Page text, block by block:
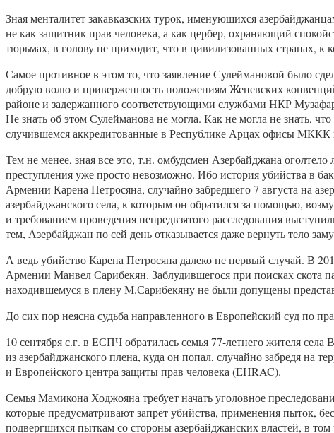
Зная менталитет закавказских турок, именующихся
не как защитник прав человека, а как цербер, охраняющий
тюрьмах, в голову не приходит, что в цивилизованных странах,
Самое противное в этом то, что заявление Сулеймановой было
добрую волю и приверженность положениям Женевских
районе и задержанного соответствующими службами НКР
Не знать об этом Сулейманова не могла. Как не могла не знать,
случившемся аккредитованные в Республике Арцах офисы
Тем не менее, зная все это, т.н. омбудсмен Азербайджана
преступления уже просто невозможно. Ибо история убийства в
Армении Карена Петросяна, случайно забредшего 7 августа на
азербайджанского села, к которым он обратился за помощью,
и требованием проведения непредвзятого расследования
тем, Азербайджан по сей день отказывается даже вернуть тело
А ведь убийство Карена Петросяна далеко не первый случай. В
Армении Манвел Сарибекян. Заблудившегося при поисках скота
находившемуся в плену М.Сарибекяну не были допущены
До сих пор неясна судьба направленного в Европейский суд по
10 сентября с.г. в ЕСПЧ обратилась семья 77-летнего жителя
из азербайджанского плена, куда он попал, случайно забредя на
и Европейского центра защиты прав человека (EHRAC).
Семья Мамикона Ходжояна требует начать уголовное
которые предусматривают запрет убийства, применения пыток,
подвергшихся пыткам со стороны азербайджанских властей, в